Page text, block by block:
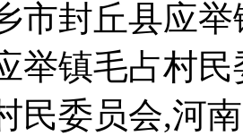
市封丘县应
举镇毛占村
民委员会,河